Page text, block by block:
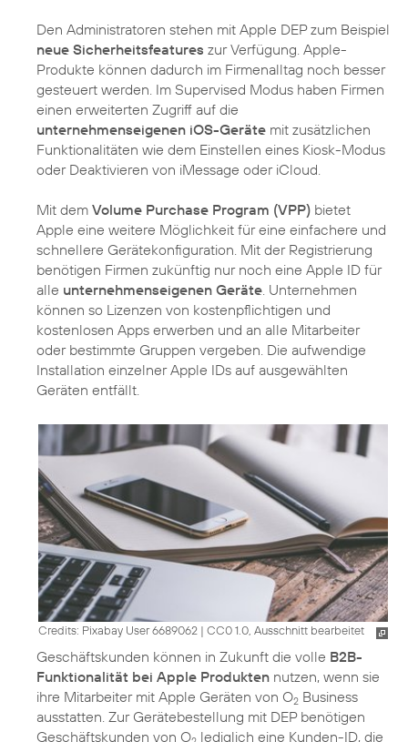
Den Administratoren stehen mit Apple DEP zum Beispiel
neue Sicherheitsfeatures zur Verfügung. Apple-
Produkte können dadurch im Firmenalltag noch besser
gesteuert werden. Im Supervised Modus haben Firmen
einen erweiterten Zugriff auf die
unternehmenseigenen iOS-Geräte mit zusätzlichen
Funktionalitäten wie dem Einstellen eines Kiosk-Modus
oder Deaktivieren von iMessage oder iCloud.
Mit dem Volume Purchase Program (VPP) bietet
Apple eine weitere Möglichkeit für eine einfachere und
schnellere Gerätekonfiguration. Mit der Registrierung
benötigen Firmen zukünftig nur noch eine Apple ID für
alle unternehmenseigenen Geräte. Unternehmen
können so Lizenzen von kostenpflichtigen und
kostenlosen Apps erwerben und an alle Mitarbeiter
oder bestimmte Gruppen vergeben. Die aufwendige
Installation einzelner Apple IDs auf ausgewählten
Geräten entfällt.
Credits: Pixabay User 6689062 | CC0 1.0, Ausschnitt bearbeitet
Geschäftskunden können in Zukunft die volle B2B-
Funktionalität bei Apple Produkten nutzen, wenn sie
ihre Mitarbeiter mit Apple Geräten von O2 Business
ausstatten. Zur Gerätebestellung mit DEP benötigen
Geschäftskunden von O lediglich eine Kunden-ID, die